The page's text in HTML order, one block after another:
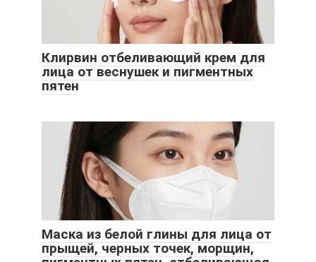
Клирвин отбеливающий крем для
лица от веснушек и пигментных
пятен
Маска из белой глины для лица от
прыщей, черных точек, морщин,